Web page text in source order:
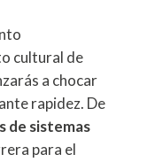
cultural de
a chocar
rapidez. De
de sistemas
para el